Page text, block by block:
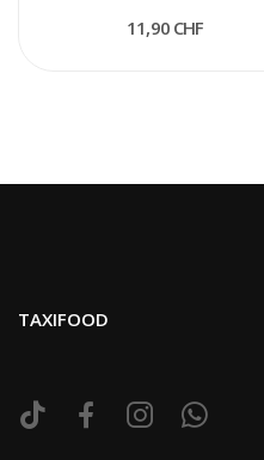
11,90 CHF
TAXIFOOD